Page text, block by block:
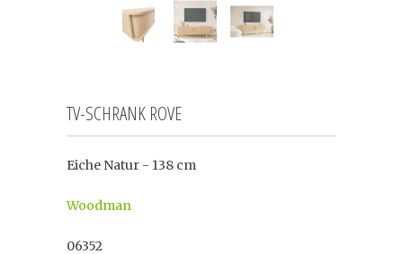
TV-SCHRANK ROVE
Eiche Natur - 138 cm
Woodman
06352